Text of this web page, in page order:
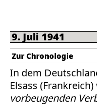
9. Juli 1941
In dem
Elsass
vorbeugenden
Zur Chronologie